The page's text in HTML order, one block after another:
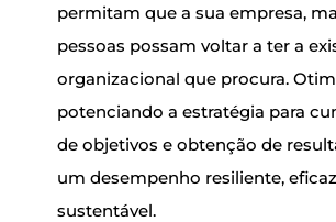
permitam que a sua empresa,
pessoas possam voltar a ter a
organizacional que procura.
potenciando a estratégia para
de objetivos e obtenção de
um desempenho resiliente,
sustentável.